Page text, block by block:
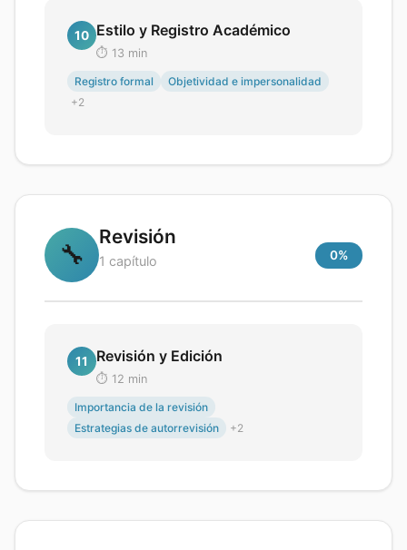
10 Estilo y Registro Académico
⏱️ 13 min
Registro formal
Objetividad e impersonalidad
+2
🔧
Revisión
1 capítulo 0%
11 Revisión y Edición
⏱️ 12 min
Importancia de la revisión
Estrategias de autorrevisión
+2